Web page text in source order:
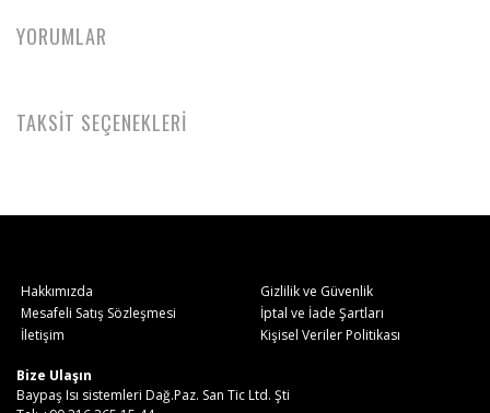
YORUMLAR
TAKSİT SEÇENEKLERİ
Hakkımızda
Gizlilik ve Güvenlik
Mesafeli Satış Sözleşmesi
İptal ve İade Şartları
İletişim
Kişisel Veriler Politikası
Bize Ulaşın
Baypaş Isı sistemleri Dağ.Paz. San Tic Ltd. Şti